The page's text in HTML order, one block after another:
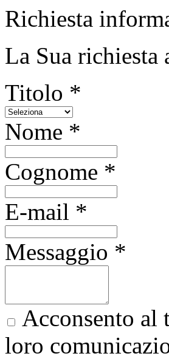
Richiesta
La Sua richiesta
Titolo *
Nome *
Cognome *
E-mail *
Messaggio *
Acconsento al
loro